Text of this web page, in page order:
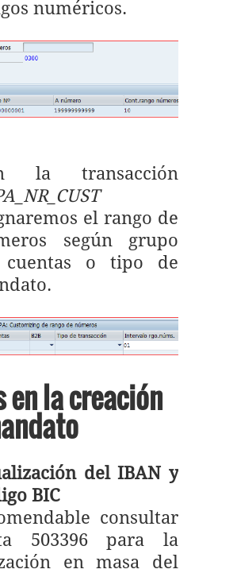
numéricos.
la transacción
el rango de
según grupo
cuentas o tipo de
en la creación
del IBAN y
BIC
consultar
503396 para la
en masa del